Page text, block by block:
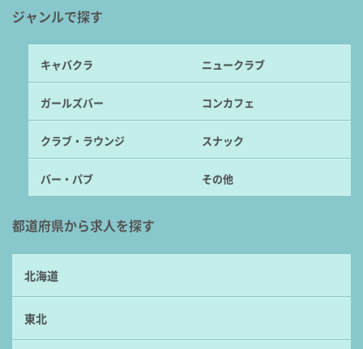
ジャンルで探す
キャバクラ ニュークラブ
ガールズバー コンカフェ
クラブ・ラウンジ スナック
バー・パブ その他
都道府県から求人を探す
北海道
東北